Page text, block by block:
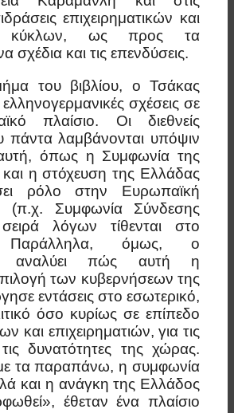
επιχειρηματικών και
κύκλων, ως προς τα
σχέδια και τις επενδύσεις.
του βιβλίου, ο Τσάκας
ελληνογερμανικές σχέσεις σε
πλαίσιο. Οι διεθνείς
πάντα λαμβάνονται υπόψιν
όπως η Συμφωνία της
η στόχευση της Ελλάδας
ρόλο στην Ευρωπαϊκή
(π.χ. Συμφωνία Σύνδεσης
λόγων τίθενται στο
Παράλληλα, όμως, ο
αναλύει πώς αυτή η
των κυβερνήσεων της
εντάσεις στο εσωτερικό,
όσο κυρίως σε επίπεδο
και επιχειρηματιών, για τις
δυνατότητες της χώρας.
τα παραπάνω, η συμφωνία
και η ανάγκη της Ελλάδος
έθεταν ένα πλαίσιο